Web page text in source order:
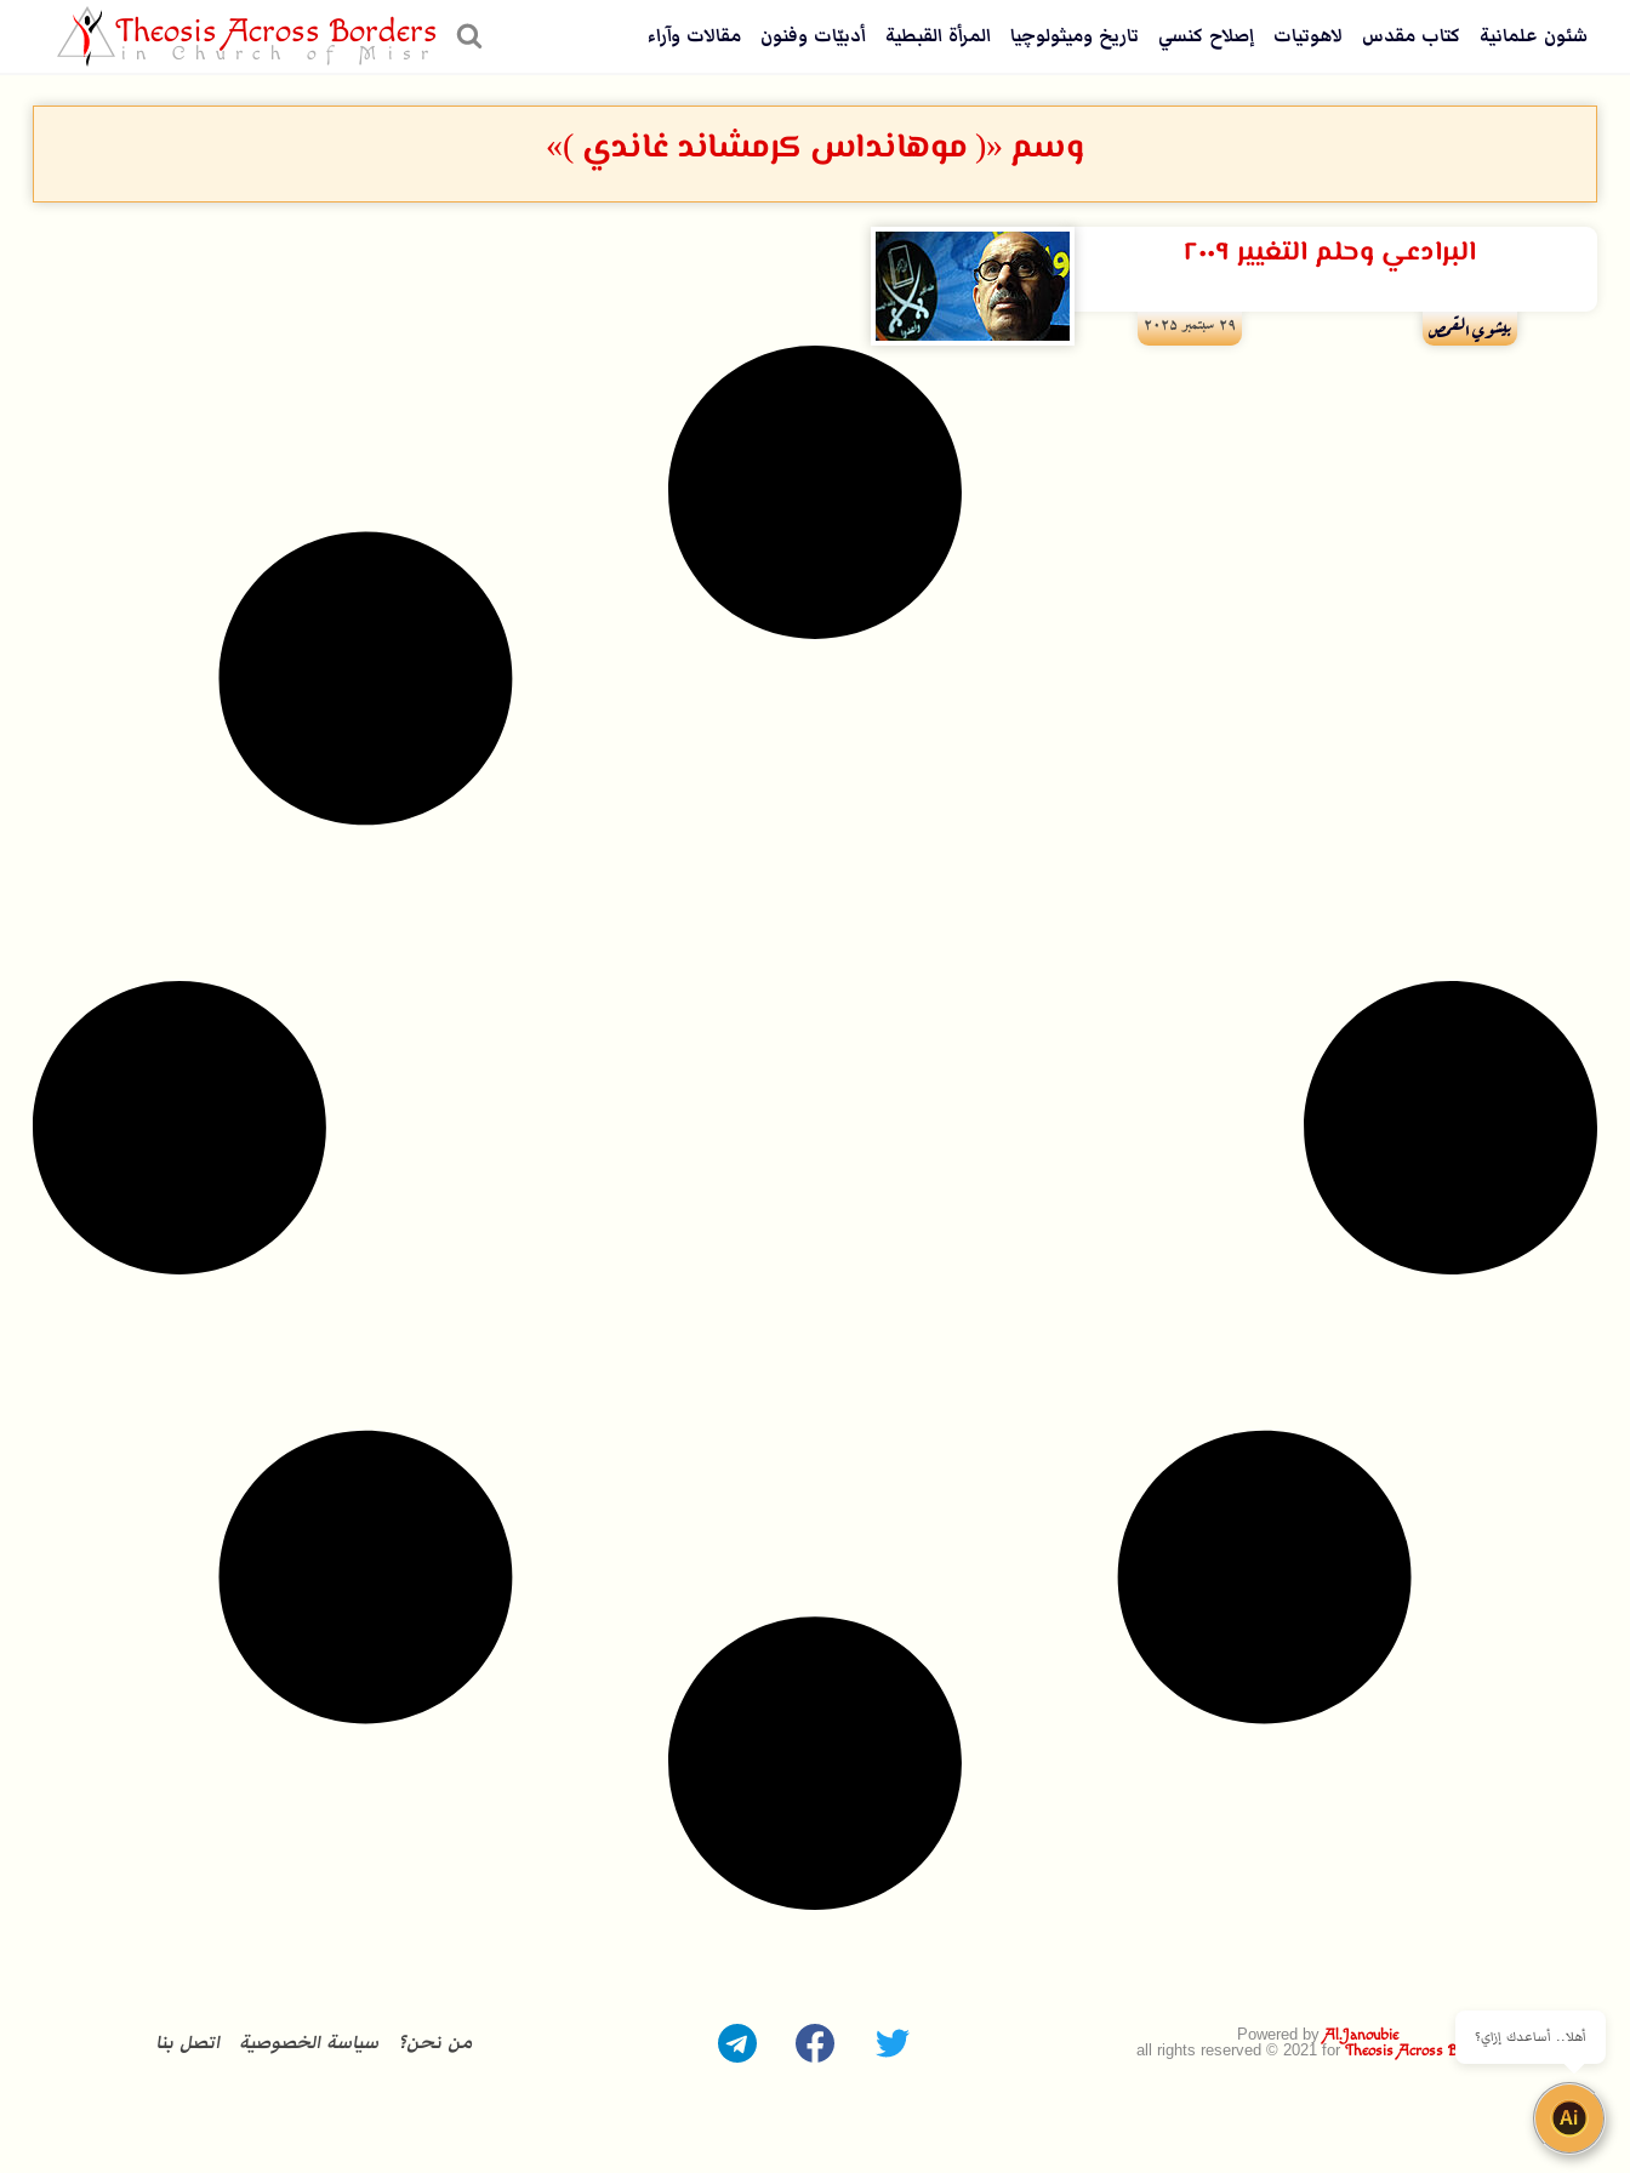
شئون علمانية كتاب مقدس لاهوتيات إصلاح كنسي تاريخ وميثولوچيا المرأة القبطية أدبيّات وفنون مقالات وآراء Theosis Across Borders
in Church of Misr
وسم «( موهانداس كرمشاند غاندي )»
البرادعي وحلم التغيير ٢٠٠٩
بيشوي القمص ۲۹ سبتمبر ۲۰۲۵
Powered byAl.Janoubie
all rights reserved © 2021 forTheosis Across Borders من نحن؟ سياسة الخصوصية اتصل بنا أهلا.. أساعدك إزاي؟